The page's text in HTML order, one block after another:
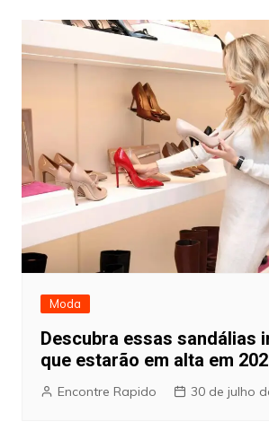
Moda
Descubra essas sandálias
que estarão em alta em
Encontre Rapido 30 de julho